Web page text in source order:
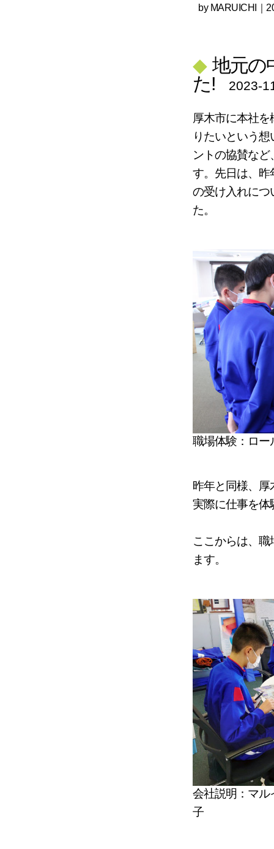
by MARUICHI ｜
◆ 地元の
た!
2023-
厚木市に本社
りたいという
ントの協賛な
す。先日は、昨
の受け入れにつ
た。
職場体験：ロー
昨年と同様、
実際に仕事を体
ここからは、
ます。
会社説明：マル
子